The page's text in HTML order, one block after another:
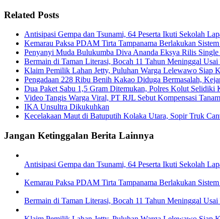
Related Posts
Antisipasi Gempa dan Tsunami, 64 Peserta Ikuti Sekolah
Kemarau Paksa PDAM Tirta Tampanama Berlakukan
Penyanyi Muda Bulukumba Diva Ananda Eksya Rilis
Bermain di Taman Literasi, Bocah 11 Tahun Meninggal
Klaim Pemilik Lahan Jetty, Puluhan Warga Lelewawo Siap
Pengadaan 228 Ribu Benih Kakao Diduga Bermasalah,
Dua Paket Sabu 1,5 Gram Ditemukan, Polres Kolut Selidiki
Video Tangis Warga Viral, PT RJL Sebut Kompensasi
IKA Unsultra Dikukuhkan
Kecelakaan Maut di Batuputih Kolaka Utara, Sopir Truk
Jangan Ketinggalan Berita Lainnya
Antisipasi Gempa dan Tsunami, 64 Peserta Ikuti Sekolah
Kemarau Paksa PDAM Tirta Tampanama Berlakukan
Bermain di Taman Literasi, Bocah 11 Tahun Meninggal